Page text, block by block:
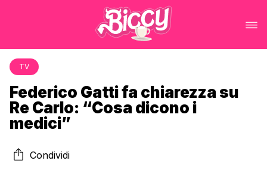
TV
Federico Gatti fa chiarezza su
Re Carlo: “Cosa dicono i
medici”
Condividi